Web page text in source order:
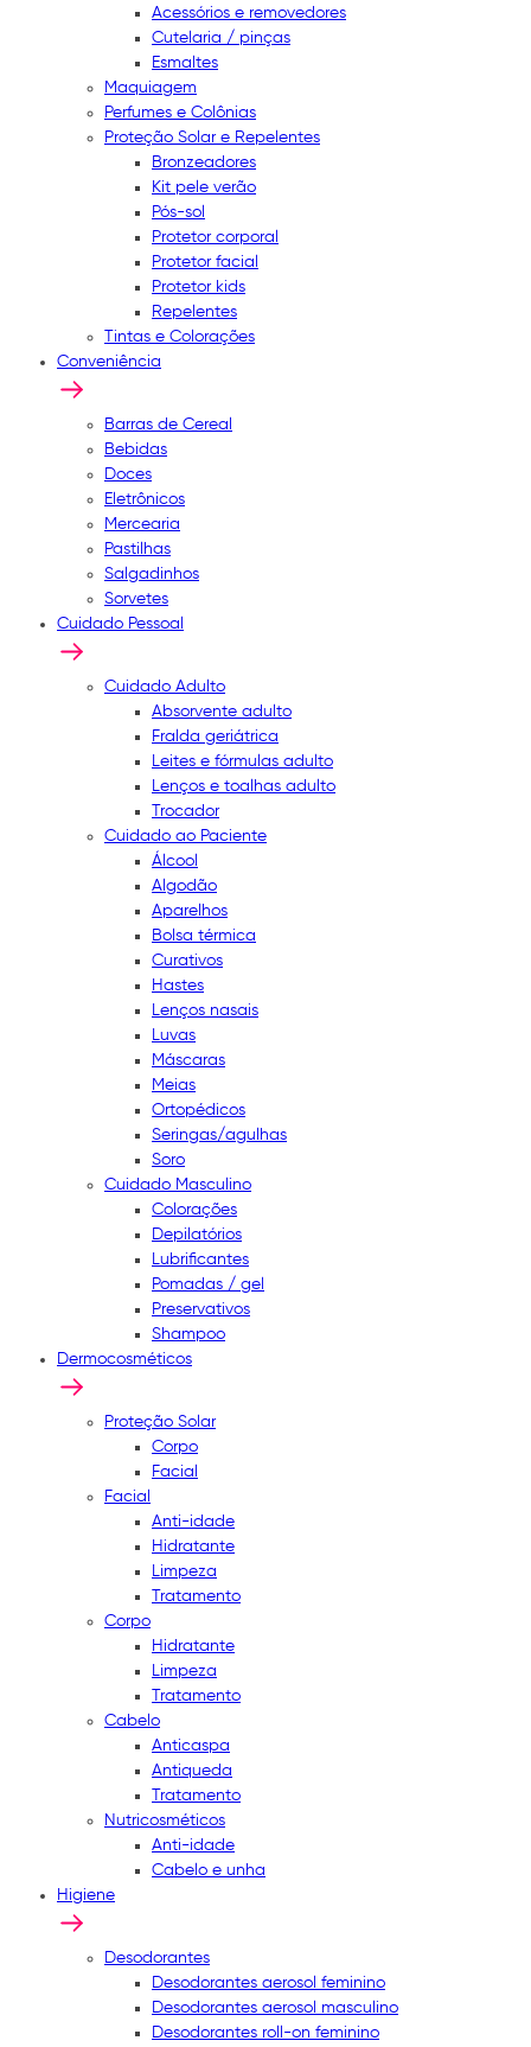
Acessórios e removedores
Cutelaria / pinças
Esmaltes
Maquiagem
Perfumes e Colônias
Proteção Solar e Repelentes
Bronzeadores
Kit pele verão
Pós-sol
Protetor corporal
Protetor facial
Protetor kids
Repelentes
Tintas e Colorações
Conveniência
Barras de Cereal
Bebidas
Doces
Eletrônicos
Mercearia
Pastilhas
Salgadinhos
Sorvetes
Cuidado Pessoal
Cuidado Adulto
Absorvente adulto
Fralda geriátrica
Leites e fórmulas adulto
Lenços e toalhas adulto
Trocador
Cuidado ao Paciente
Álcool
Algodão
Aparelhos
Bolsa térmica
Curativos
Hastes
Lenços nasais
Luvas
Máscaras
Meias
Ortopédicos
Seringas/agulhas
Soro
Cuidado Masculino
Colorações
Depilatórios
Lubrificantes
Pomadas / gel
Preservativos
Shampoo
Dermocosméticos
Proteção Solar
Corpo
Facial
Facial
Anti-idade
Hidratante
Limpeza
Tratamento
Corpo
Hidratante
Limpeza
Tratamento
Cabelo
Anticaspa
Antiqueda
Tratamento
Nutricosméticos
Anti-idade
Cabelo e unha
Higiene
Desodorantes
Desodorantes aerosol feminino
Desodorantes aerosol masculino
Desodorantes roll-on feminino